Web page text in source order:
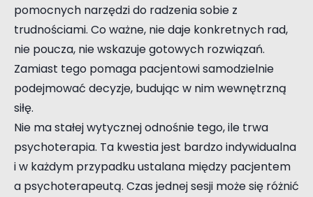
pomocnych narzędzi do radzenia sobie z
trudnościami. Co ważne, nie daje konkretnych rad,
nie poucza, nie wskazuje gotowych rozwiązań.
Zamiast tego pomaga pacjentowi samodzielnie
podejmować decyzje, budując w nim wewnętrzną
siłę.
Nie ma stałej wytycznej odnośnie tego, ile trwa
psychoterapia. Ta kwestia jest bardzo indywidualna
i w każdym przypadku ustalana między pacjentem
a psychoterapeutą. Czas jednej sesji może się różnić